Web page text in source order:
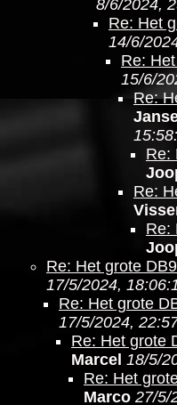
8/6/2024,
Re: Het
14/6/
Re:
15/6/
Re:
Re:
Re:
Re:
Re: Het grote
17/5/2024,
Re: Het grote
17/5/2024,
Re: Het grote
Marcel 18/5/
Re: Het
Marco 27/5/